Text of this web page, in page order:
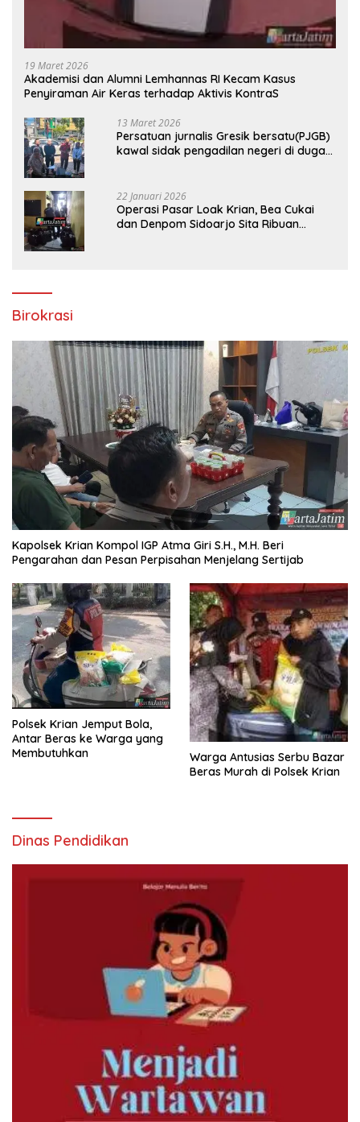
19 Maret 2026
Akademisi dan Alumni Lemhannas RI Kecam Kasus
Penyiraman Air Keras terhadap Aktivis KontraS
13 Maret 2026
Persatuan jurnalis Gresik bersatu(PJGB)
kawal sidak pengadilan negeri di duga
22 Januari 2026
Operasi Pasar Loak Krian, Bea Cukai
dan Denpom Sidoarjo Sita Ribuan
Birokrasi
Kapolsek Krian Kompol IGP Atma Giri S.H., M.H. Beri
Pengarahan dan Pesan Perpisahan Menjelang Sertijab
Polsek Krian Jemput Bola,
Antar Beras ke Warga yang
Membutuhkan
Warga Antusias Serbu Bazar
Beras Murah di Polsek Krian
Dinas Pendidikan